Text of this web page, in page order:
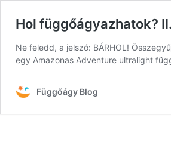
Hol függőágyazhatok?
Ne feledd, a jelszó: BÁRHOL!
egy Amazonas Adventure ultralight
Függőágy Blog